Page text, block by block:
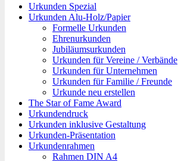
Urkunden Spezial
Urkunden Alu-Holz/Papier
Formelle Urkunden
Ehrenurkunden
Jubiläumsurkunden
Urkunden für Vereine / Verbände
Urkunden für Unternehmen
Urkunden für Familie / Freunde
Urkunde neu erstellen
The Star of Fame Award
Urkundendruck
Urkunden inklusive Gestaltung
Urkunden-Präsentation
Urkundenrahmen
Rahmen DIN A4